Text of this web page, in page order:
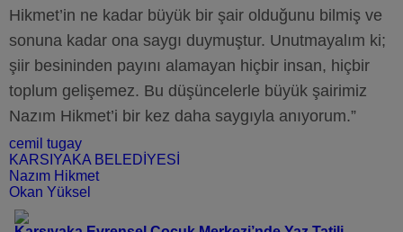
Hikmet’in ne kadar büyük bir şair olduğunu bilmiş ve
sonuna kadar ona saygı duymuştur. Unutmayalım ki;
şiir besininden payını alamayan hiçbir insan, hiçbir
toplum gelişemez. Bu düşüncelerle büyük şairimiz
Nazım Hikmet’i bir kez daha saygıyla anıyorum.”
cemil tugay
KARSIYAKA BELEDİYESİ
Nazım Hikmet
Okan Yüksel